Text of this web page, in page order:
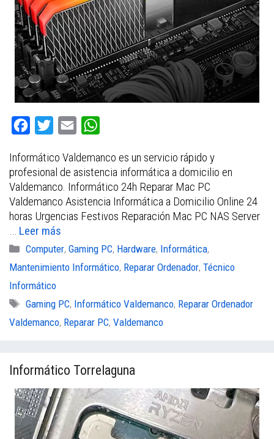
c
b
o
o
k
i
t
e
r
a
i
l
a
t
s
A
p
Informático Valdemanco es un servicio rápido y
profesional de asistencia informática a domicilio en
Valdemanco. Informático 24h Reparar Mac PC
Valdemanco Asistencia Informática a Domicilio Online 24
horas Urgencias Festivos Reparación Mac PC NAS Server
… Leer más
Categorías
Computer,Gaming PC, Hardware, Informática,
Mantenimiento Informático, Reparar Ordenador, Técnico
Informático
Etiquetas
Gaming PC, Informático Valdemanco, Reparar Ordenador
Valdemanco, Reparar PC, Valdemanco
Informático Torrelaguna